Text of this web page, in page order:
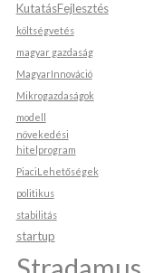
KutatásFejlesztés
költségvetés
magyar gazdaság
MagyarInnováció
Mikrogazdaságok
modell
növekedési
hitelprogram
PiaciLehetőségek
politikus
stabilitás
startup